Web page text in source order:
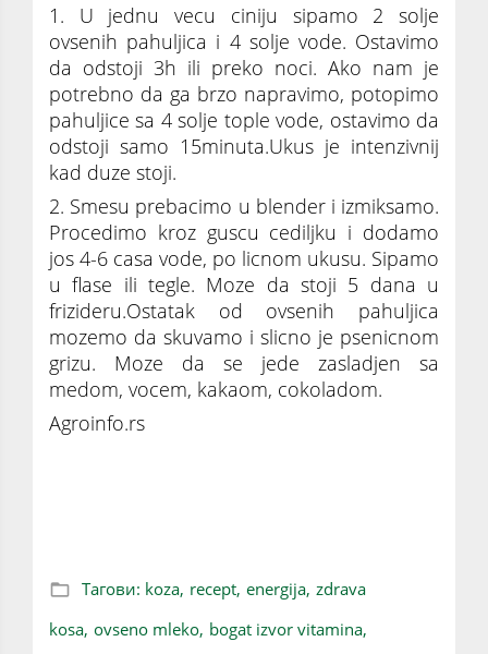
1. U jednu vecu ciniju sipamo 2 solje
ovsenih pahuljica i 4 solje vode. Ostavimo
da odstoji 3h ili preko noci. Ako nam je
potrebno da ga brzo napravimo, potopimo
pahuljice sa 4 solje tople vode, ostavimo da
odstoji samo 15minuta.Ukus je intenzivnij
kad duze stoji.
2. Smesu prebacimo u blender i izmiksamo.
Procedimo kroz guscu cediljku i dodamo
jos 4-6 casa vode, po licnom ukusu. Sipamo
u flase ili tegle. Moze da stoji 5 dana u
frizideru.Ostatak od ovsenih pahuljica
mozemo da skuvamo i slicno je psenicnom
grizu. Moze da se jede zasladjen sa
medom, vocem, kakaom, cokoladom.
Agroinfo.rs
Тагови: koza, recept, energija, zdrava
kosa, ovseno mleko, bogat izvor vitamina,